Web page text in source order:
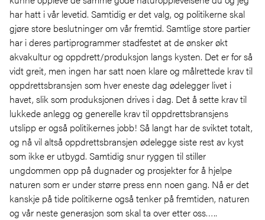
har hatt i vår levetid. Samtidig er det valg, og politikerne skal
gjøre store beslutninger om vår fremtid. Samtlige store partier
har i deres partiprogrammer stadfestet at de ønsker økt
akvakultur og oppdrett/produksjon langs kysten. Det er for så
vidt greit, men ingen har satt noen klare og målrettede krav til
oppdrettsbransjen som hver eneste dag ødelegger livet i
havet, slik som produksjonen drives i dag. Det å sette krav til
lukkede anlegg og generelle krav til oppdrettsbransjens
utslipp er også politikernes jobb! Så langt har de sviktet totalt,
og nå vil altså oppdrettsbransjen ødelegge siste rest av kyst
som ikke er utbygd. Samtidig snur ryggen til stiller
ungdommen opp på dugnader og prosjekter for å hjelpe
naturen som er under større press enn noen gang. Nå er det
kanskje på tide politikerne også tenker på fremtiden, naturen
og vår neste generasjon som skal ta over etter oss…..